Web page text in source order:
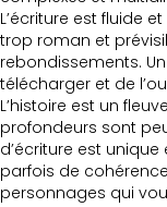
L’écriture est fluide
trop roman et
rebondissements.
télécharger et de
L’histoire est un
profondeurs sont
d’écriture est
parfois de
personnages qui